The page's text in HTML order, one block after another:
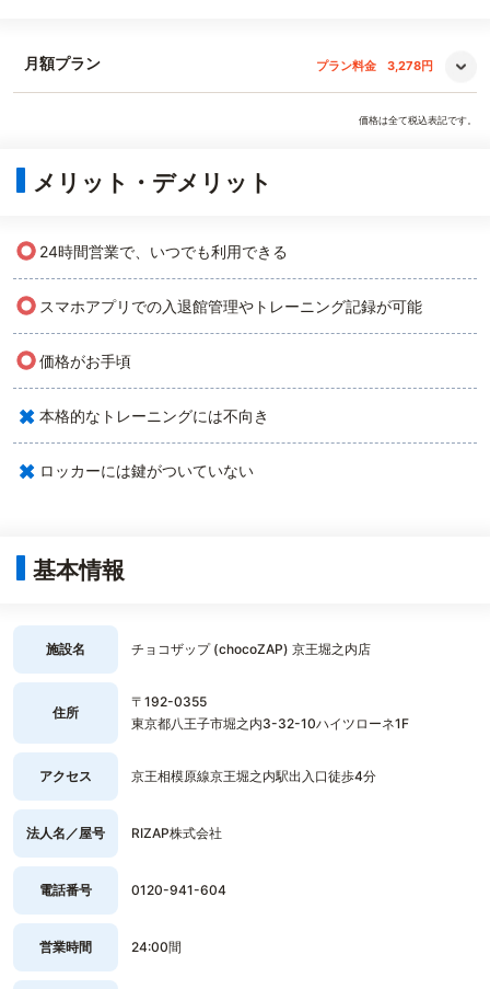
月額プラン プラン料金 3,278円
価格は全て税込表記です。
メリット・デメリット
○ 24時間営業で、いつでも利用できる
○ スマホアプリでの入退館管理やトレーニング記録が可能
○価格がお手頃
× 本格的なトレーニングには不向き
× ロッカーには鍵がついていない
基本情報
施設名 チョコザップ (chocoZAP) 京王堀之内店
住所
〒192-0355
東京都八王子市堀之内3-32-10ハイツローネ1F
アクセス 京王相模原線京王堀之内駅出入口徒歩4分
法人名／屋号 RIZAP株式会社
電話番号 0120-941-604
営業時間 24:00間